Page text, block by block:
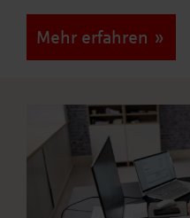
Mehr erfahren